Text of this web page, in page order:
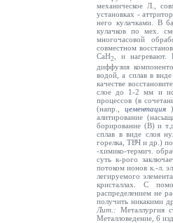
механическое Л.,
установках -
него кулачками. В
кулачков по мех.
многочасовой
совместном
СаН2
, и
диффузия
водой, а сплав в
качестве
слое до 1-2 мм и
процессов (в
(напр., цементация )
алитирование
борирование (В) и
сплав в виде слоя
горелка, ТВЧ и др.)
-химико-термич.
суть к-рого
потоком ионов к.-л.
легируемого
кристаллах. С
распределением не
получить никакими
Лит.:
Металловедение, 6